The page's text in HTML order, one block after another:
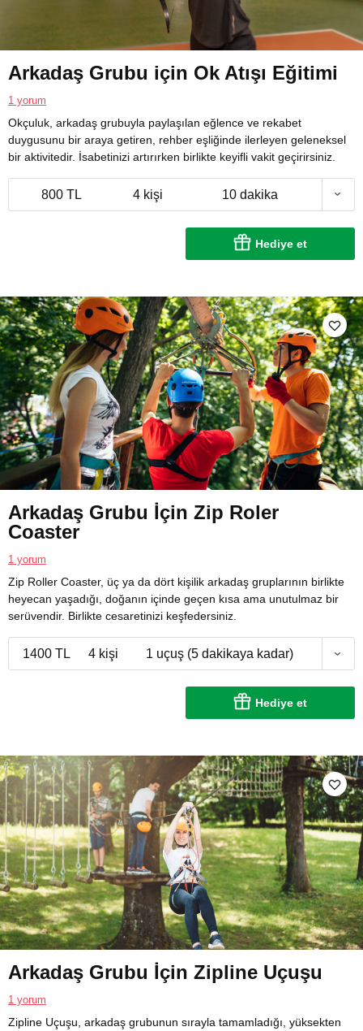
Arkadaş Grubu için Ok Atışı Eğitimi
1 yorum
Okçuluk, arkadaş grubuyla paylaşılan eğlence ve rekabet
duygusunu bir araya getiren, rehber eşliğinde ilerleyen geleneksel
bir aktivitedir. İsabetinizi artırırken birlikte keyifli vakit geçirirsiniz.
800 TL 4 kişi 10 dakika
Hediye et
Arkadaş Grubu İçin Zip Roler
Coaster
1 yorum
Zip Roller Coaster, üç ya da dört kişilik arkadaş gruplarının birlikte
heyecan yaşadığı, doğanın içinde geçen kısa ama unutulmaz bir
serüvendir. Birlikte cesaretinizi keşfedersiniz.
1400 TL 4 kişi 1 uçuş (5 dakikaya kadar)
Hediye et
Arkadaş Grubu İçin Zipline Uçuşu
1 yorum
Zipline Uçuşu, arkadaş grubunun sırayla tamamladığı, yüksekten